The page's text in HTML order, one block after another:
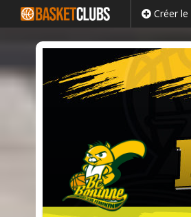
Créer
Passer